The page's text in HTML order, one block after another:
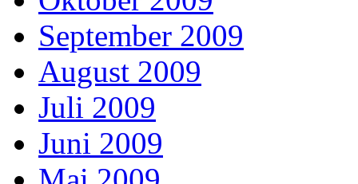
September 2009
August 2009
Juli 2009
Juni 2009